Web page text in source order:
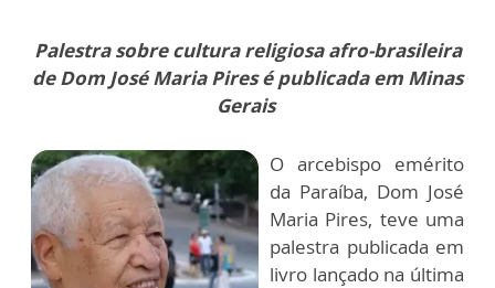
Palestra sobre cultura religiosa afro-brasileira
de Dom José Maria Pires é publicada em Minas
Gerais
O arcebispo emérito
da Paraíba, Dom José
Maria Pires, teve uma
palestra publicada em
livro lançado na última